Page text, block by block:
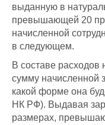
выданную в
превышающей 20
начисленной
в следующем.
В составе расходов
сумму начисленной
какой форме она
НК РФ). Выдавая
размерах,